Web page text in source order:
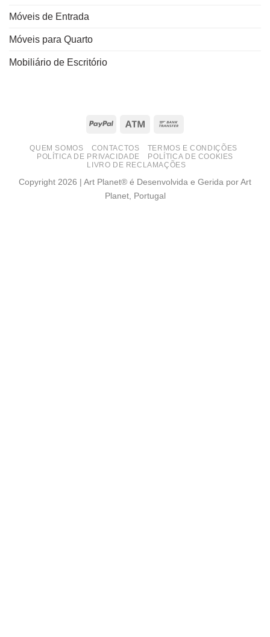
Móveis de Entrada
Móveis para Quarto
Mobiliário de Escritório
PayPal Atm
QUEM SOMOS CONTACTOS
TERMOS E CONDIÇÕES
POLÍTICA DE PRIVACIDADE
POLÍTICA DE COOKIES
LIVRO DE RECLAMAÇÕES
Copyright 2026 | Art Planet® é Desenvolvida e Gerida por Art
Planet, Portugal